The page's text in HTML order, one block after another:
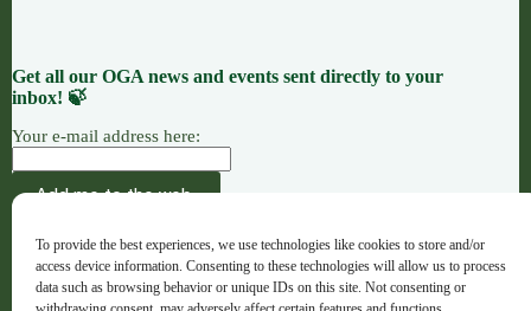
To provide the best experiences, we use technologies like cookies to store and/or
access device information. Consenting to these technologies will allow us to process
data such as browsing behavior or unique IDs on this site. Not consenting or
Get all our OGA news and events sent directly to your
inbox! 🍃
Your e-mail address here:
OGA · Opportunities for Grassroots Action –
Português